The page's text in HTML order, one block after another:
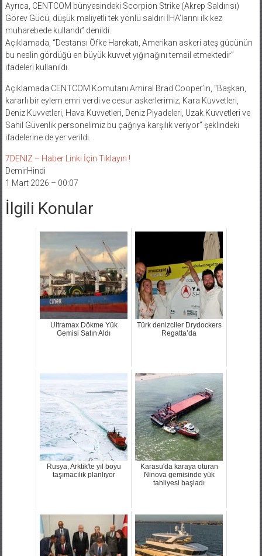
Görev Gücü, düşük maliyetli tek yönlü saldırı İHA’larını ilk kez
muharebede kullandı” denildi.
Açıklamada, “Destansı Öfke Harekatı, Amerikan askeri ateş gücünün
bu neslin gördüğü en büyük kuvvet yığınağını temsil etmektedir”
ifadeleri kullanıldı.
kararlı bir eylem emri verdi ve cesur askerlerimiz; Kara Kuvvetleri,
Deniz Kuvvetleri, Hava Kuvvetleri, Deniz Piyadeleri, Uzak Kuvvetleri ve
Sahil Güvenlik personelimiz bu çağrıya karşılık veriyor” şeklindeki
ifadelerine de yer verildi.
DemirHindi
1 Mart 2026 – 00:07
İlgili Konular
Ultramax Dökme Yük
Gemisi Satın Aldı
Türk denizciler Drydockers
Regatta’da
Rusya, Arktik'te yıl boyu
taşımacılık planlıyor
Karasu'da karaya oturan
Ninova gemisinde yük
tahliyesi başladı